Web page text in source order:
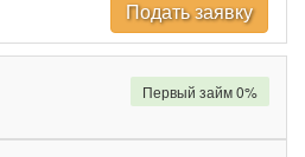
Подать заявку
Первый займ 0%